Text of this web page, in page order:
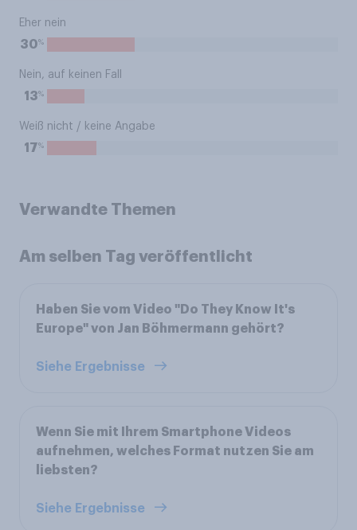
Eher nein
30%
Nein, auf keinen Fall
13%
Weiß nicht / keine Angabe
17%
Verwandte Themen
Am selben Tag veröffentlicht
Haben Sie vom Video "Do They Know It's
Europe" von Jan Böhmermann gehört?
Siehe Ergebnisse
Wenn Sie mit Ihrem Smartphone Videos
aufnehmen, welches Format nutzen Sie am
liebsten?
Siehe Ergebnisse